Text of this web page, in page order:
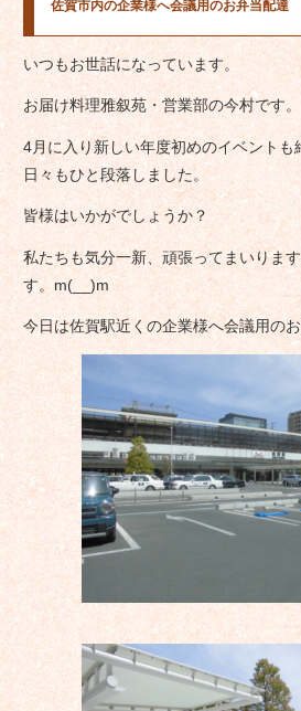
佐賀市内の企業様へ会議用のお弁当配達
いつもお世話になっています。
お届け料理雅叙苑・営業部の今村です。
4月に入り新しい年度初めのイベントも
日々もひと段落しました。
皆様はいかがでしょうか？
私たちも気分一新、頑張ってまいりま
す。m(__)m
今日は佐賀駅近くの企業様へ会議用の